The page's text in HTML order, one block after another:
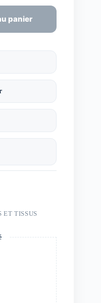
panier
ET TISSUS